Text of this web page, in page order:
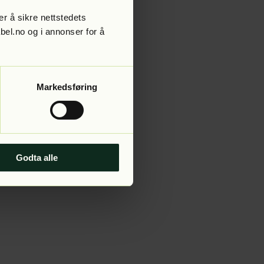
å sikre nettstedets
og i annonser for å
Markedsføring
Godta alle